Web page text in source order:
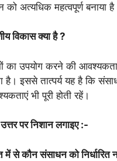
अत्यधिक महत्वपूर्ण बनाया
विकास क्या है ?
का उपयोग करने की
है। इससे तात्पर्य यह है कि
भी पूरी होती रहें।
पर निशान लगाइए :-
से कौन संसाधन को निर्धारित